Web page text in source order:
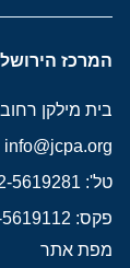
המרכז
בית מילקן רחוב תל חי 13,
info@jcpa.org
טל': 02-5619281
פקס: 02-5619112
מפת אתר